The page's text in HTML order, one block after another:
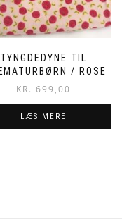
TYNGDEDYNE TIL
/ ROSE
KR. 699,00
LÆS MERE